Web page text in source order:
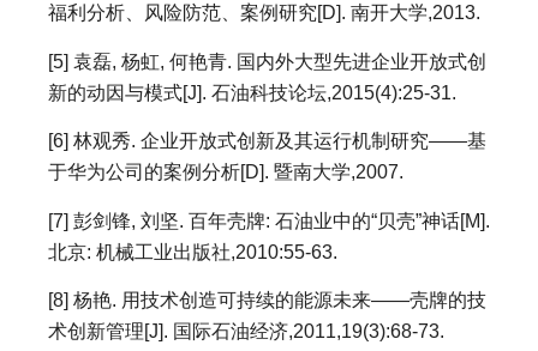
福利分析、风险防范、案例研究[D]. 南开大学,2013.
[5] 袁磊, 杨虹, 何艳青. 国内外大型先进企业开放式创
新的动因与模式[J]. 石油科技论坛,2015(4):25-31.
[6] 林观秀. 企业开放式创新及其运行机制研究——基
于华为公司的案例分析[D]. 暨南大学,2007.
[7] 彭剑锋, 刘坚. 百年壳牌: 石油业中的“贝壳”神话[M].
北京: 机械工业出版社,2010:55-63.
[8] 杨艳. 用技术创造可持续的能源未来——壳牌的技
术创新管理[J]. 国际石油经济,2011,19(3):68-73.